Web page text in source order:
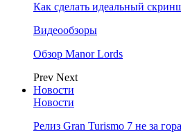
Как сделать идеальный
Видеообзоры
Обзор Manor Lords
Prev Next
Новости
Новости
Релиз Gran Turismo 7 не за